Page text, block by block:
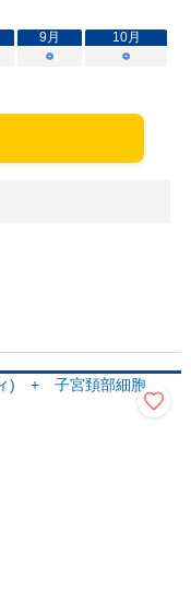
9月 10月
○ ○